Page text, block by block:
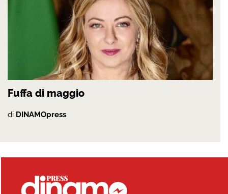
Fuffa di maggio
di DINAMOpress